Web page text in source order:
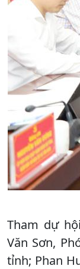
Tham dự
Văn Sơn,
tỉnh; Phan